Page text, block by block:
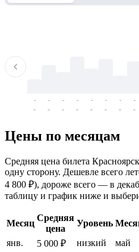
-
-
-
-
-
-
-
-
-
-
-
-
-
-
-
-
Цены по месяцам
Средняя цена билета
одну сторону. Дешевле всего
4 800 ₽), дороже всего — в
таблицу и график ниже и
Месяц
Средняя
цена
Уровень
янв.
5 000 ₽ низкий май